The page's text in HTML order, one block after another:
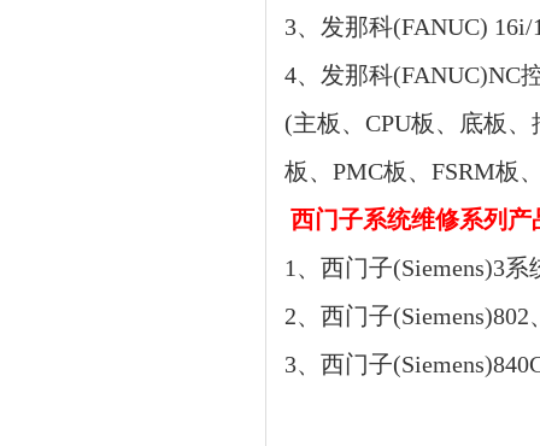
3、发那科(FANUC)
4、发那科(FANUC)NC
(主板、CPU板、底板
板、PMC板、FSRM板
西门子系统维修系列产
1、 西门子(Siemens)3系
2、 西门子(Siemens)802
3、 西门子(Siemens)